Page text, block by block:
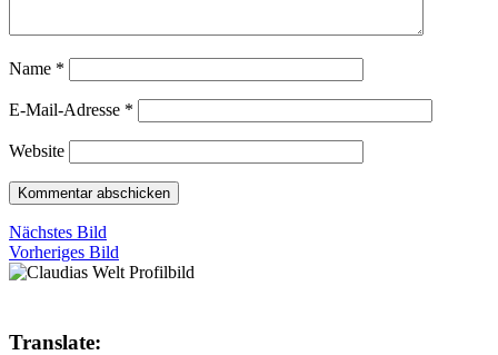
Name *
E-Mail-Adresse *
Website
Nächstes Bild
Vorheriges Bild
Translate: